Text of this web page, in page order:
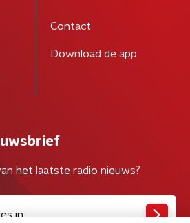
Contact
Download de app
het laatste radio nieuws?